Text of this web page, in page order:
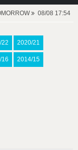
08/08 17:54
22 2020/21
16 2014/15